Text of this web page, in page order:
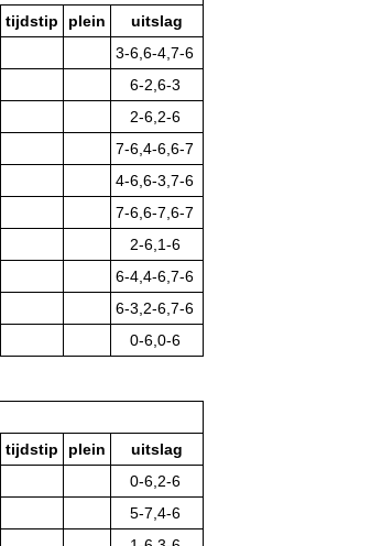
tijdstip plein
uitslag
3-6,6-4,7-6
6-2,6-3
2-6,2-6
7-6,4-6,6-7
4-6,6-3,7-6
7-6,6-7,6-7
2-6,1-6
6-4,4-6,7-6
6-3,2-6,7-6
0-6,0-6
tijdstip plein
uitslag
0-6,2-6
5-7,4-6